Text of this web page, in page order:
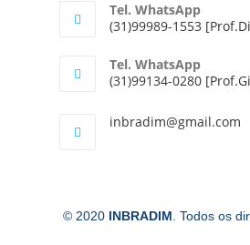
Tel. WhatsApp
(31)99989-1553
Tel. WhatsApp
(31)99134-0280
inbradim@gmail.com
© 2020 INBRADIM . Todos os